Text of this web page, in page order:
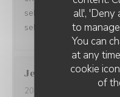
all', 'Deny
to
You can
at any
cookie
of
sehr netter und
sehr gut
Jean
2026-08-07